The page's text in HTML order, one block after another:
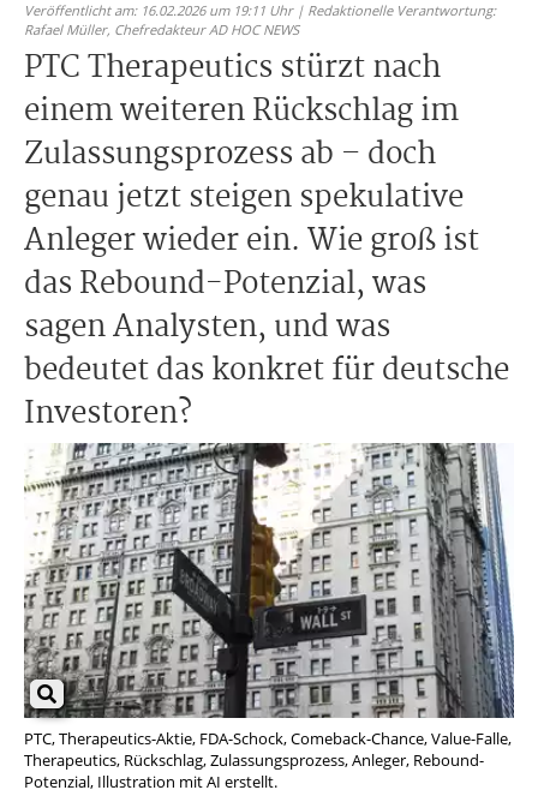
Veröffentlicht am: 16.02.2026 um 19:11 Uhr | Redaktionelle Verantwortung:
Rafael Müller, Chefredakteur AD HOC NEWS
PTC Therapeutics stürzt nach
einem weiteren Rückschlag im
Zulassungsprozess ab – doch
genau jetzt steigen spekulative
Anleger wieder ein. Wie groß ist
das Rebound-Potenzial, was
sagen Analysten, und was
bedeutet das konkret für deutsche
Investoren?
PTC, Therapeutics-Aktie, FDA-Schock, Comeback-Chance, Value-Falle,
Therapeutics, Rückschlag, Zulassungsprozess, Anleger, Rebound-
Potenzial, Illustration mit AI erstellt.